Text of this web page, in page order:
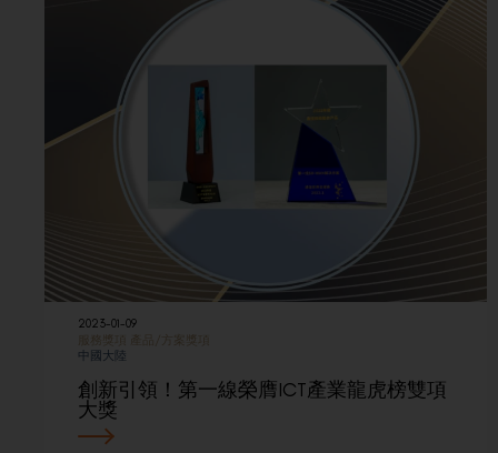
2023-01-09
服務獎項
產品/方案獎項
中國大陸
創新引領！第一線榮膺ICT產業龍虎榜雙項
大獎